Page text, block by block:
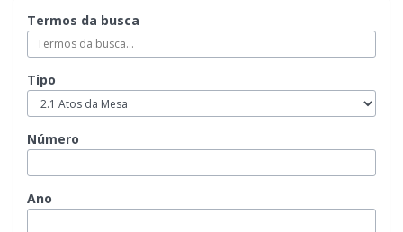
Termos da busca
Tipo
Número
Ano